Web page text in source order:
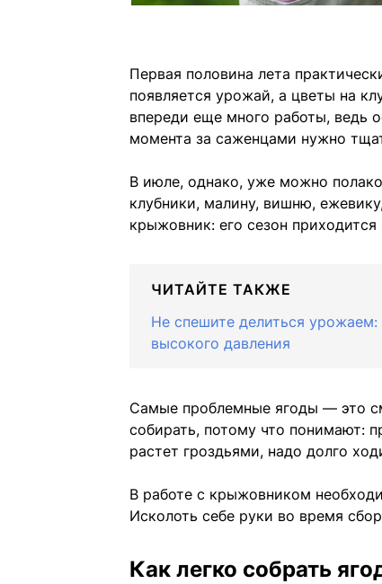
Первая половина лета
появляется урожай, а цветы на
впереди еще много работы, ведь
момента за саженцами нужно
В июле, однако, уже можно
клубники, малину, вишню,
крыжовник: его сезон приходится
ЧИТАЙТЕ ТАКЖЕ
Не спешите делиться
высокого давления
Самые проблемные ягоды — это
собирать, потому что понимают:
растет гроздьями, надо долго
В работе с крыжовником
Исколоть себе руки во время
Как легко собрать